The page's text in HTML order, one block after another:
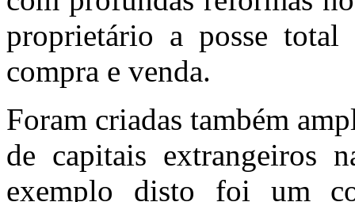
proprietário a posse
compra e venda.
Foram criadas também
de capitais extrangeiros
exemplo disto foi um